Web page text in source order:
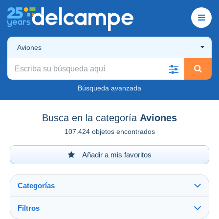
Aviones
Búsqueda avanzada
Busca en la categoría Aviones
107.424 objetos encontrados
Añadir a mis favoritos
Categorías
Filtros